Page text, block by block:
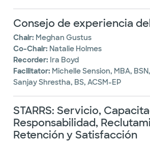
Consejo de experiencia
Chair: Meghan Gustus
Co-Chair: Natalie Holmes
Recorder: Ira Boyd
Facilitator: Michelle Sension, MBA,
Sanjay Shrestha, BS, ACSM-EP
STARRS: Servicio,
Responsabilidad,
Retención y Satisfacción